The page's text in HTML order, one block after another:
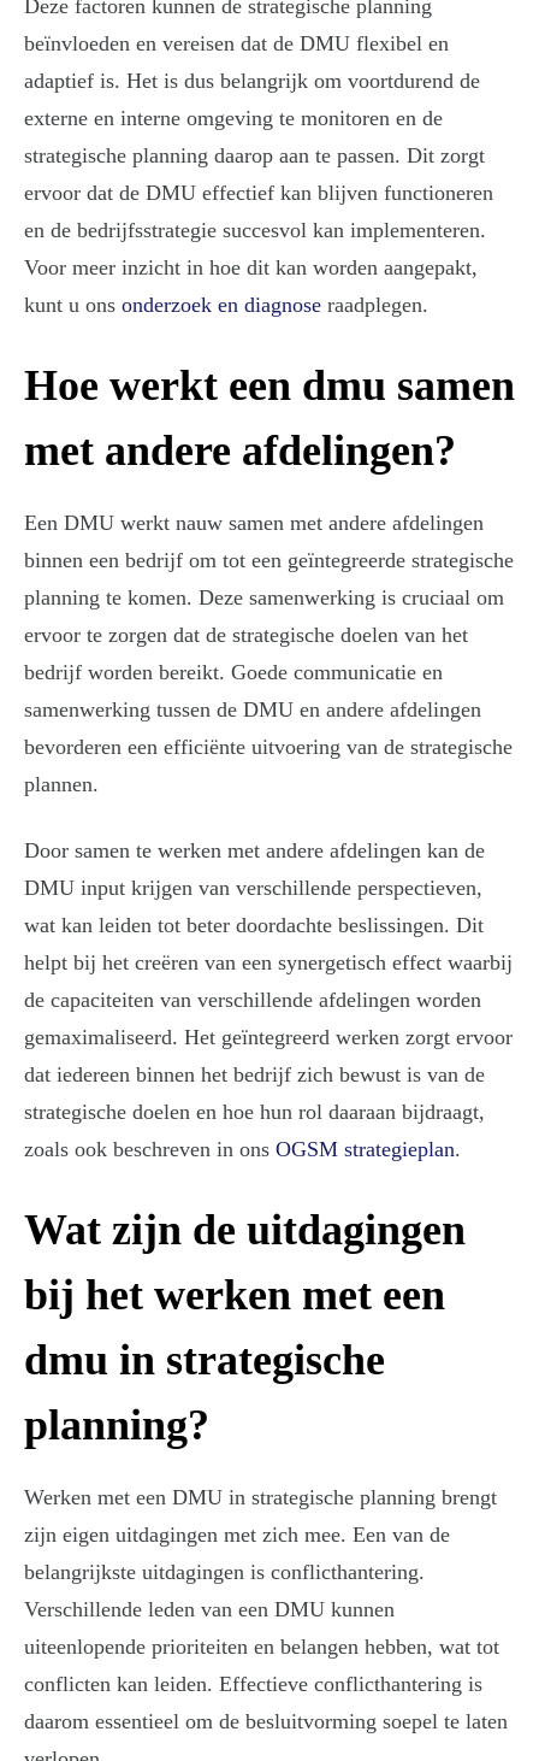
Deze factoren kunnen de strategische planning
beïnvloeden en vereisen dat de DMU flexibel en
adaptief is. Het is dus belangrijk om voortdurend de
externe en interne omgeving te monitoren en de
strategische planning daarop aan te passen. Dit zorgt
ervoor dat de DMU effectief kan blijven functioneren
en de bedrijfsstrategie succesvol kan implementeren.
Voor meer inzicht in hoe dit kan worden aangepakt,
kunt u ons onderzoek en diagnose raadplegen.
Hoe werkt een dmu samen
met andere afdelingen?
Een DMU werkt nauw samen met andere afdelingen
binnen een bedrijf om tot een geïntegreerde strategische
planning te komen. Deze samenwerking is cruciaal om
ervoor te zorgen dat de strategische doelen van het
bedrijf worden bereikt. Goede communicatie en
samenwerking tussen de DMU en andere afdelingen
bevorderen een efficiënte uitvoering van de strategische
plannen.
Door samen te werken met andere afdelingen kan de
DMU input krijgen van verschillende perspectieven,
wat kan leiden tot beter doordachte beslissingen. Dit
helpt bij het creëren van een synergetisch effect waarbij
de capaciteiten van verschillende afdelingen worden
gemaximaliseerd. Het geïntegreerd werken zorgt ervoor
dat iedereen binnen het bedrijf zich bewust is van de
strategische doelen en hoe hun rol daaraan bijdraagt,
zoals ook beschreven in ons OGSM strategieplan.
Wat zijn de uitdagingen
bij het werken met een
dmu in strategische
planning?
Werken met een DMU in strategische planning brengt
zijn eigen uitdagingen met zich mee. Een van de
belangrijkste uitdagingen is conflicthantering.
Verschillende leden van een DMU kunnen
uiteenlopende prioriteiten en belangen hebben, wat tot
conflicten kan leiden. Effectieve conflicthantering is
daarom essentieel om de besluitvorming soepel te laten